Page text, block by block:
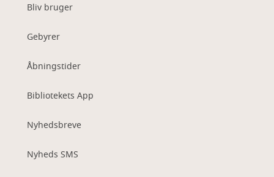
Bliv bruger
Gebyrer
Åbningstider
Bibliotekets App
Nyhedsbreve
Nyheds SMS